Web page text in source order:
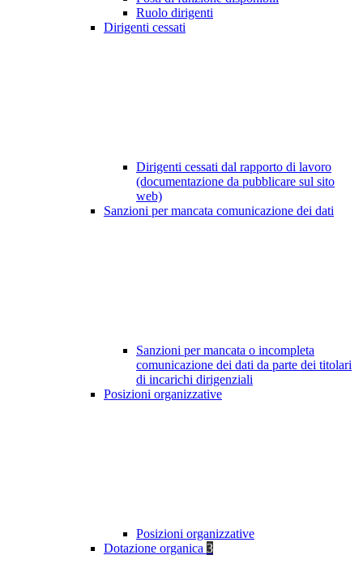
Ruolo dirigenti
Dirigenti cessati
Dirigenti cessati dal rapporto di lavoro
(documentazione da pubblicare sul sito
web)
Sanzioni per mancata comunicazione dei dati
Sanzioni per mancata o incompleta
comunicazione dei dati da parte dei titolari
di incarichi dirigenziali
Posizioni organizzative
Posizioni organizzative
Dotazione organica 3